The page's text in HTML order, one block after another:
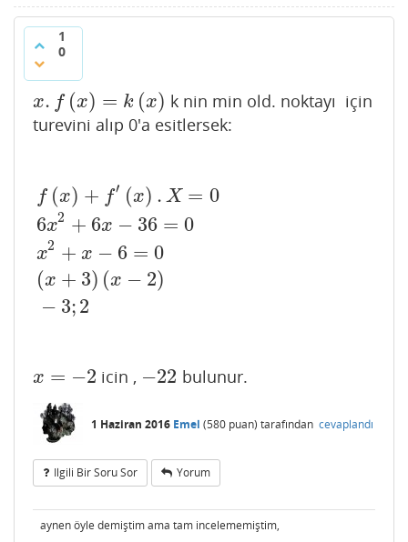
1
0
x. f (x) = k (x)
x.f x) =k(x
k nin min old. noktayı için
turevini alıp 0'a esitlersek:
f (x) + f′ (x) . X = 0
6x2 + 6x − 36 = 0
x2 + x − 6 = 0
(x + 3) (x − 2)
− 3;2
f(x) +f′( x). X= 06 x2 +6
x = −2
x= −2 icin , −22
−22 bulunur.
1 Haziran 2016 Emel (580 puan) tarafından cevaplandı
Ilgili Bir Soru Sor Yorum
aynen öyle demiştim ama tam incelememiştim,